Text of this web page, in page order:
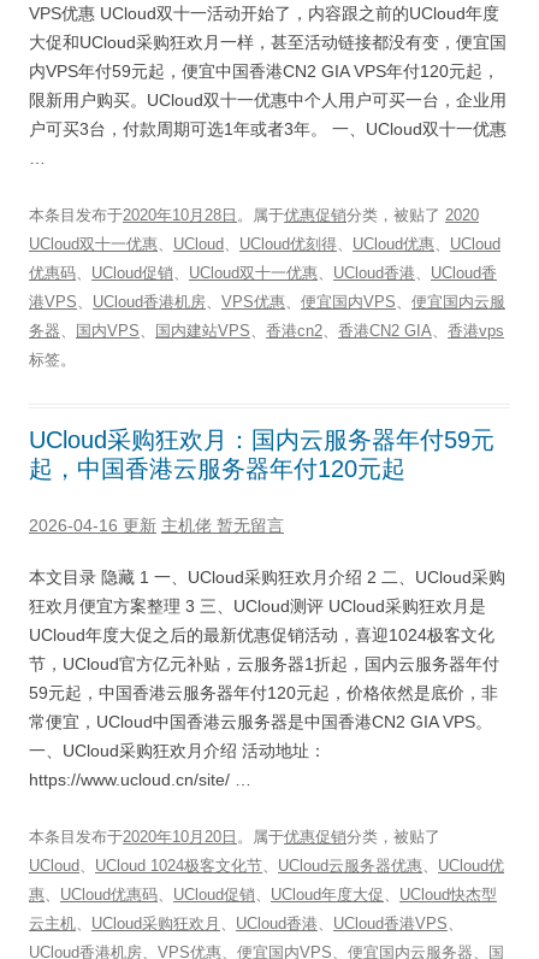
VPS优惠 UCloud双十一活动开始了，内容跟之前的UCloud年度
大促和UCloud采购狂欢月一样，甚至活动链接都没有变，便宜国
内VPS年付59元起，便宜中国香港CN2 GIA VPS年付120元起，
限新用户购买。UCloud双十一优惠中个人用户可买一台，企业用
户可买3台，付款周期可选1年或者3年。 一、UCloud双十一优惠
本条目发布于2020年10月28日 。属于优惠促销分类，被贴了 2020
UCloud双十一优惠
UCloud UCloud优刻得 UCloud优惠
UCloud
优惠码
UCloud促销 UCloud双十一优惠 UCloud香港
UCloud香
港VPS
UCloud香港机房 VPS优惠 便宜国内VPS
便宜国内云服
务器
国内VPS 国内建站VPS 香港cn2 香港CN2 GIA
香港vps
标签。
UCloud采购狂欢月：国内云服务器年付59元
起，中国香港云服务器年付120元起
2026-04-16 更新 主机佬 暂无留言
本文目录 隐藏 1 一、UCloud采购狂欢月介绍 2 二、UCloud采购
狂欢月便宜方案整理 3 三、UCloud测评 UCloud采购狂欢月是
UCloud年度大促之后的最新优惠促销活动，喜迎1024极客文化
节，UCloud官方亿元补贴，云服务器1折起，国内云服务器年付
59元起，中国香港云服务器年付120元起，价格依然是底价，非
常便宜，UCloud中国香港云服务器是中国香港CN2 GIA VPS。
一、UCloud采购狂欢月介绍 活动地址：
https://www.ucloud.cn/site/ …
本条目发布于2020年10月20日 。属于优惠促销分类，被贴了
UCloud
UCloud 1024极客文化节 UCloud云服务器优惠
UCloud优
惠
UCloud优惠码 UCloud促销 UCloud年度大促
UCloud快杰型
云主机
UCloud采购狂欢月 UCloud香港 UCloud香港VPS
UCloud香港机房
VPS优惠 便宜国内VPS 便宜国内云服务器
国